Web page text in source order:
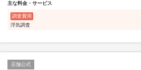
主な料金・サービス
調査費用
浮気調査
店舗公式